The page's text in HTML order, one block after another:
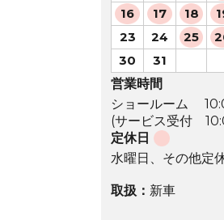
16
17 18
23
24 25
30
31
営業時間
ショールーム
(サービス受付
定休日
水曜日、その他定
取扱： 新車